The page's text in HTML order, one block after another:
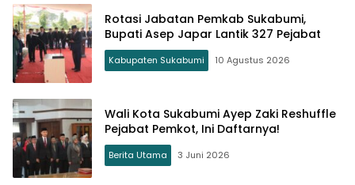
Rotasi Jabatan Pemkab Sukabumi,
Bupati Asep Japar Lantik 327 Pejabat
Kabupaten Sukabumi 10 Agustus 2026
Wali Kota Sukabumi Ayep Zaki Reshuffle
Pejabat Pemkot, Ini Daftarnya!
Berita Utama 3 Juni 2026